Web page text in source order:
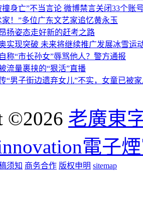
身亡”不当言论 微博禁言关闭33个账
！”多位广东文艺家追忆黄永玉
扬姿态走好新的赶考之路
实现突破 未来将继续推广发展冰雪运
称“市长孙女”辱骂他人？警方通报
流量裹挟的“狠活”直播
“男子街边遗弃女儿”不实，女童已被
©2026 老廣東
電子
须知 商务合作 版权申明 sitemap